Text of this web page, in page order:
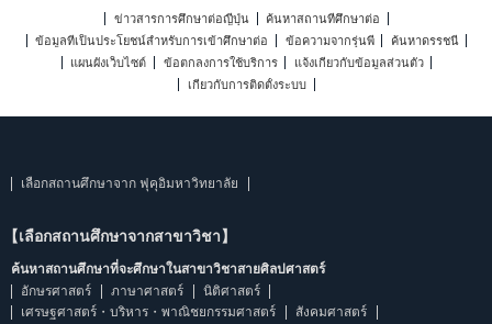
ข่าวสารการศึกษาต่อญี่ปุ่น
ค้นหาสถานที่ศึกษาต่อ
ข้อมูลที่เป็นประโยชน์สำหรับการเข้าศึกษาต่อ
ข้อความจากรุ่นพี่
ค้นหาดรรชนี
แผนผังเว็บไซต์
ข้อตกลงการใช้บริการ
แจ้งเกี่ยวกับข้อมูลส่วนตัว
เกี่ยวกับการติดตั้งระบบ
เลือกสถานศึกษาจาก ฟุคุอิมหาวิทยาลัย
【เลือกสถานศึกษาจากสาขาวิชา】
ค้นหาสถานศึกษาที่จะศึกษาในสาขาวิชาสายศิลปศาสตร์
อักษรศาสตร์
ภาษาศาสตร์
นิติศาสตร์
เศรษฐศาสตร์・บริหาร・พาณิชยกรรมศาสตร์
สังคมศาสตร์